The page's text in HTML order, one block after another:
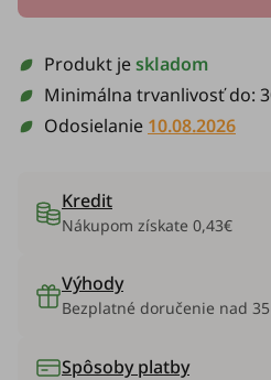
Produkt jeskladom
Minimálna trvanlivosť do:
Odosielanie 10.08.2026
Kredit
Nákupom získate 0,43€
Výhody
Bezplatné doručenie nad
Spôsoby platby